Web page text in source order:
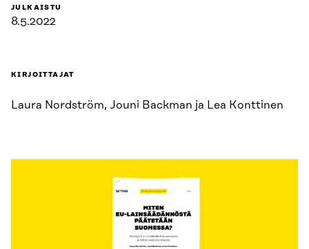
JULKAISTU
8.5.2022
KIRJOITTAJAT
Laura Nordström, Jouni Backman ja Lea Konttinen